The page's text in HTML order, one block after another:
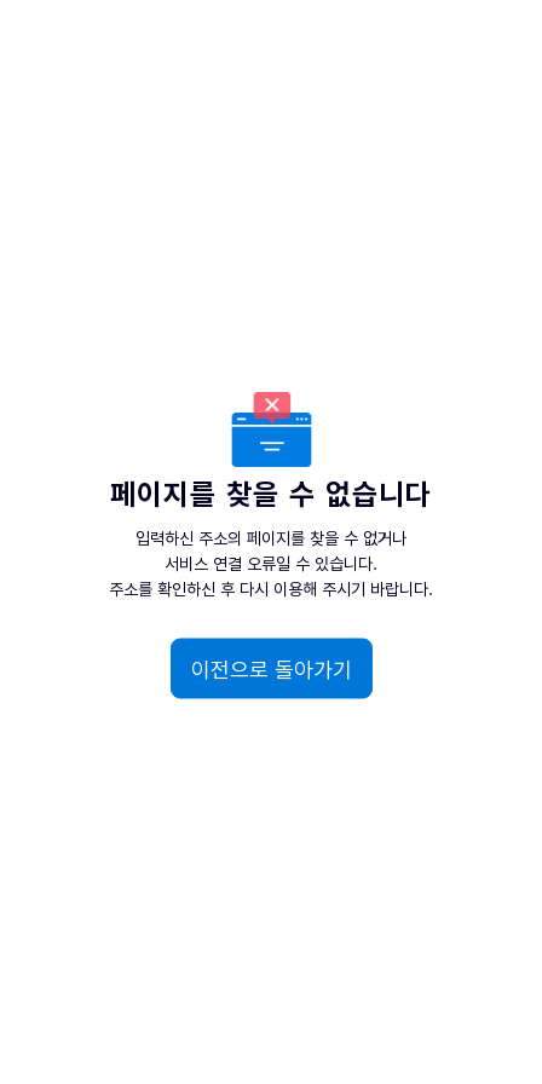
페이지를 찾을 수 없습니다
입력하신 주소의 페이지를 찾을 수 없거나
서비스 연결 오류일 수 있습니다.
주소를 확인하신 후 다시 이용해 주시기 바랍니다.
이전으로 돌아가기